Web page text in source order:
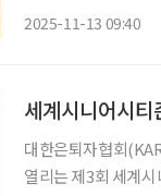
2025-11-13 09:40
세계시니어시
대한은퇴자협회
열리는 제3회 세계